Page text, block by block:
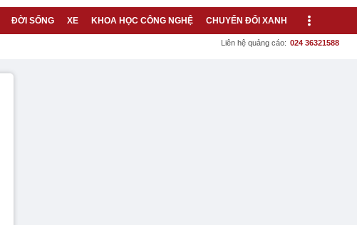
ĐỜI SỐNG XE KHOA HỌC CÔNG NGHỆ CHUYỂN ĐỔI XANH
Liên hệ quảng cáo: 024 36321588